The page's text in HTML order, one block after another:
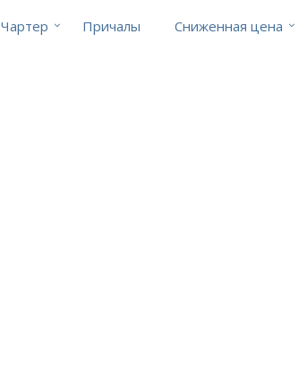
Чартер Причалы Cниженная цена